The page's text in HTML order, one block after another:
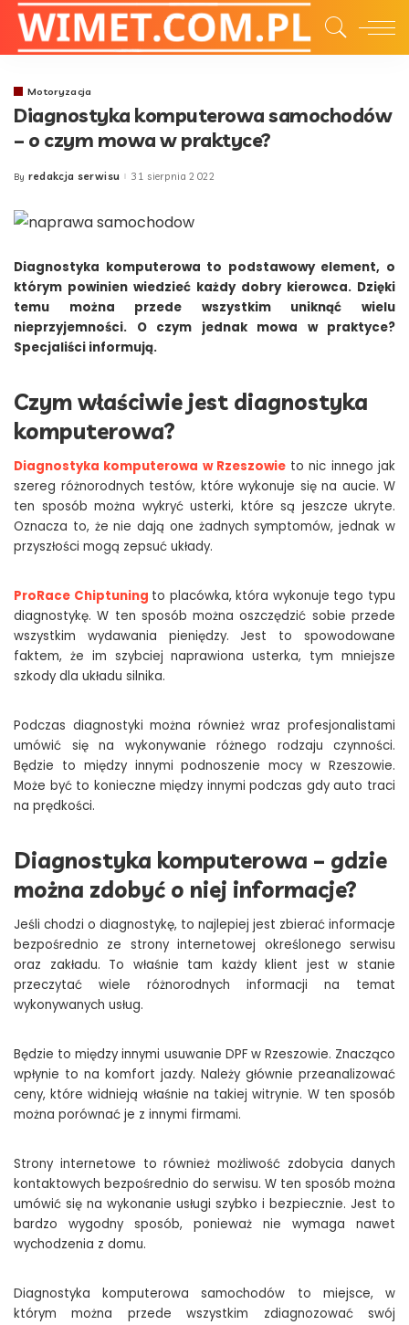
Motoryzacja
Diagnostyka komputerowa samochodów
– o czym mowa w praktyce?
Posted
By redakcja serwisu 31 sierpnia 2022
Diagnostyka komputerowa to podstawowy element, o
którym powinien wiedzieć każdy dobry kierowca. Dzięki
temu można przede wszystkim uniknąć wielu
nieprzyjemności. O czym jednak mowa w praktyce?
Specjaliści informują.
Czym właściwie jest diagnostyka
komputerowa?
Diagnostyka komputerowa w Rzeszowieto nic innego jak
szereg różnorodnych testów, które wykonuje się na aucie. W
ten sposób można wykryć usterki, które są jeszcze ukryte.
Oznacza to, że nie dają one żadnych symptomów, jednak w
przyszłości mogą zepsuć układy.
ProRace Chiptuning to placówka, która wykonuje tego typu
diagnostykę. W ten sposób można oszczędzić sobie przede
wszystkim wydawania pieniędzy. Jest to spowodowane
faktem, że im szybciej naprawiona usterka, tym mniejsze
szkody dla układu silnika.
Podczas diagnostyki można również wraz profesjonalistami
umówić się na wykonywanie różnego rodzaju czynności.
Będzie to między innymi podnoszenie mocy w Rzeszowie.
Może być to konieczne między innymi podczas gdy auto traci
na prędkości.
Diagnostyka komputerowa – gdzie
można zdobyć o niej informacje?
Jeśli chodzi o diagnostykę, to najlepiej jest zbierać informacje
bezpośrednio ze strony internetowej określonego serwisu
oraz zakładu. To właśnie tam każdy klient jest w stanie
przeczytać wiele różnorodnych informacji na temat
wykonywanych usług.
Będzie to między innymi usuwanie DPF w Rzeszowie. Znacząco
wpłynie to na komfort jazdy. Należy głównie przeanalizować
ceny, które widnieją właśnie na takiej witrynie. W ten sposób
można porównać je z innymi firmami.
Strony internetowe to również możliwość zdobycia danych
kontaktowych bezpośrednio do serwisu. W ten sposób można
umówić się na wykonanie usługi szybko i bezpiecznie. Jest to
bardzo wygodny sposób, ponieważ nie wymaga nawet
wychodzenia z domu.
Diagnostyka komputerowa samochodów to miejsce, w
którym można przede wszystkim zdiagnozować swój